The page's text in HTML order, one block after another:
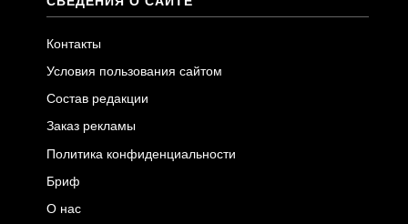
Контакты
Условия пользования сайтом
Состав редакции
Заказ рекламы
Политика конфиденциальности
Бриф
О нас